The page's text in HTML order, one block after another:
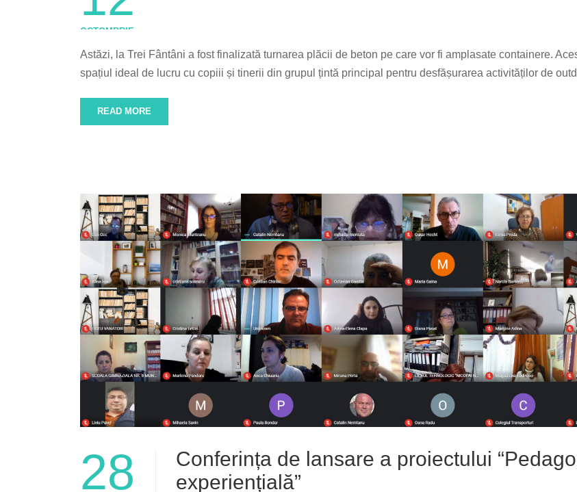
OCTOMBRIE
Astăzi, la Trei Fântâni a fost finalizată turnarea plăcii de beton pe care vor fi amplasate containere.
spațiul ideal de lucru cu copiii și tinerii din grupul țintă principal pentru desfășurarea activităților de
READ MORE
28
Conferința de lansare a proiectului
experiențială”